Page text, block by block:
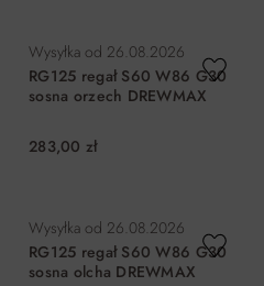
Wysyłka od 26.08.2026
RG125 regał S60 W86 G30
sosna orzech DREWMAX
283,00 zł
Wysyłka od 26.08.2026
RG125 regał S60 W86 G30
sosna olcha DREWMAX